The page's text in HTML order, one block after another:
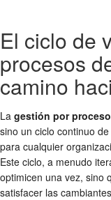
El ciclo de
procesos
camino
La gestión por
sino un ciclo continuo
para cualquier
Este ciclo, a menudo
optimicen una vez, sino
satisfacer las